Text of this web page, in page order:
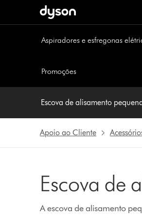
Aspiradores e esfregonas
Promoções
Escova de alisamento
Apoio ao Cliente
Escova de
A escova de alisamento